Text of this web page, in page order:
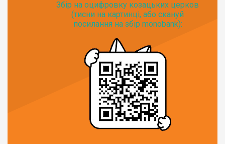
Збір на оцифровку козацьких церков
(тисни на картинці, або скануй
посилання на збір monobank):